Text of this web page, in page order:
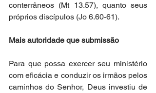
conterrâneos (Mt 13.57), quanto seus
próprios discípulos (Jo 6.60-61).
Mais autoridade que submissão
Para que possa exercer seu ministério
com eficácia e conduzir os irmãos pelos
caminhos do Senhor, Deus investiu de